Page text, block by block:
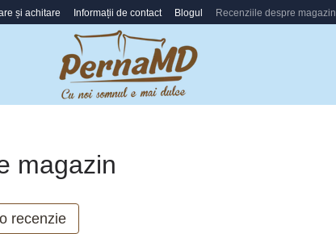
și achitare Informații de contact Blogul Recenziile despre magazin
magazin
recenzie